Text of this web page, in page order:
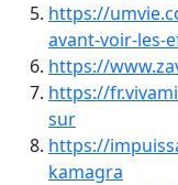
https://
avant-voir-les-
https://
https://
sur
https://
kamagra